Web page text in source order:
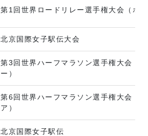
第1回世界ロードリレー選手権大会（ポ
北京国際女子駅伝大会
第3回世界ハーフマラソン選手権大会（
ー）
第6回世界ハーフマラソン選手権大会（
ア）
北京国際女子駅伝